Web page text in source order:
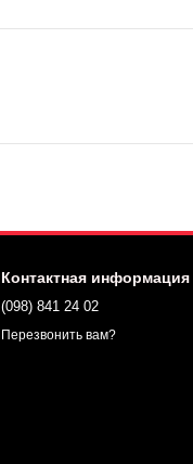
Контактная информация
(098) 841 24 02
Перезвонить вам?